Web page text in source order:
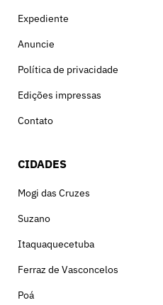
Expediente
Anuncie
Política de privacidade
Edições impressas
Contato
CIDADES
Mogi das Cruzes
Suzano
Itaquaquecetuba
Ferraz de Vasconcelos
Poá